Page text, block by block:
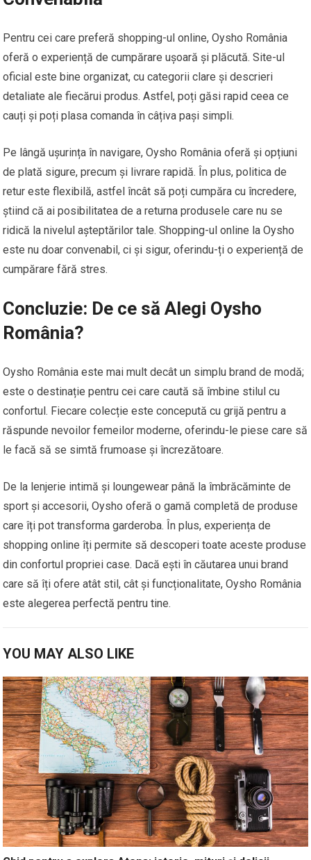
Pentru cei care preferă shopping-ul online, Oysho România
oferă o experiență de cumpărare ușoară și plăcută. Site-ul
oficial este bine organizat, cu categorii clare și descrieri
detaliate ale fiecărui produs. Astfel, poți găsi rapid ceea ce
cauți și poți plasa comanda în câțiva pași simpli.
Pe lângă ușurința în navigare, Oysho România oferă și opțiuni
de plată sigure, precum și livrare rapidă. În plus, politica de
retur este flexibilă, astfel încât să poți cumpăra cu încredere,
știind că ai posibilitatea de a returna produsele care nu se
ridică la nivelul așteptărilor tale. Shopping-ul online la Oysho
este nu doar convenabil, ci și sigur, oferindu-ți o experiență de
cumpărare fără stres.
Concluzie: De ce să Alegi Oysho
România?
Oysho România este mai mult decât un simplu brand de modă;
este o destinație pentru cei care caută să îmbine stilul cu
confortul. Fiecare colecție este concepută cu grijă pentru a
răspunde nevoilor femeilor moderne, oferindu-le piese care să
le facă să se simtă frumoase și încrezătoare.
De la lenjerie intimă și loungewear până la îmbrăcăminte de
sport și accesorii, Oysho oferă o gamă completă de produse
care îți pot transforma garderoba. În plus, experiența de
shopping online îți permite să descoperi toate aceste produse
din confortul propriei case. Dacă ești în căutarea unui brand
care să îți ofere atât stil, cât și funcționalitate, Oysho România
este alegerea perfectă pentru tine.
YOU MAY ALSO LIKE